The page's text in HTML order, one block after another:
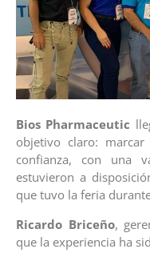
Bios Pharmaceutic
objetivo claro:
confianza, con una
estuvieron a
que tuvo la feria
Ricardo Briceño,
que la experiencia ha